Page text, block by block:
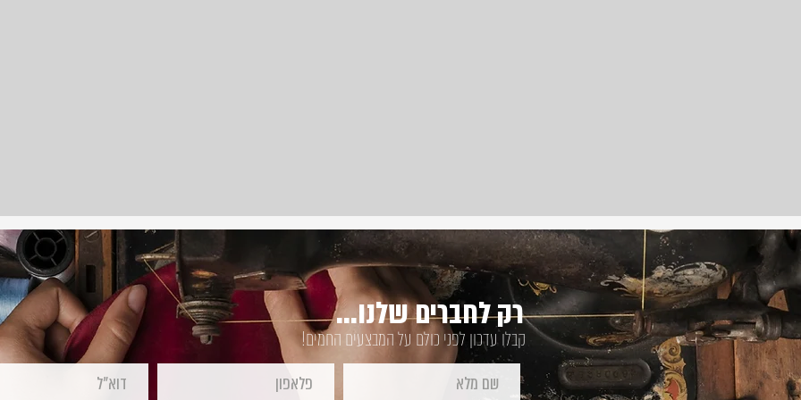
קבלו עדכון לפני כולם על המבצעים החמים!
רק לחברים שלנו...